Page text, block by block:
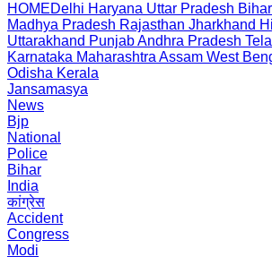
HOMEDelhi Haryana Uttar Pradesh Bihar
Madhya Pradesh Rajasthan Jharkhand
Uttarakhand PunjabAndhra Pradesh
Karnataka Maharashtra Assam West
Odisha Kerala
Jansamasya
News
Bjp
National
Police
Bihar
India
कांग्रेस
Accident
Congress
Modi